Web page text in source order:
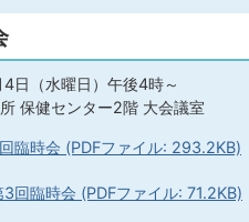
日（水曜日）午後4時～
保健センター2階 大会議室
臨時会 (PDFファイル: 293.2KB)
回臨時会 (PDFファイル: 71.2KB)